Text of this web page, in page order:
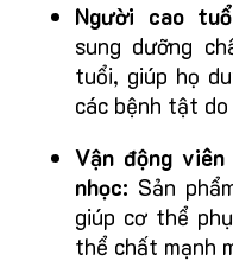
Người cao
sung dưỡng
tuổi, giúp họ
các bệnh tật
Vận động
nhọc: Sản
giúp cơ thể
thể chất mạnh